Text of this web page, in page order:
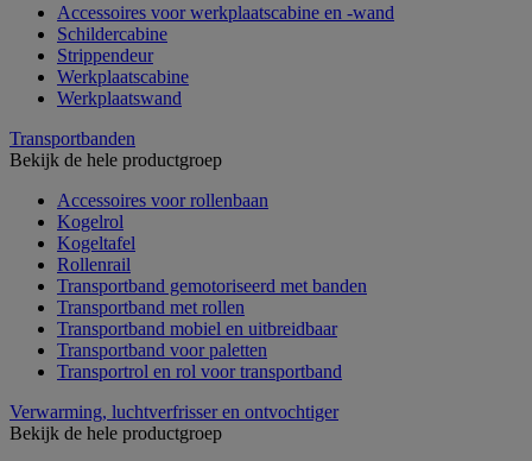
Accessoires voor werkplaatscabine en -wand
Schildercabine
Strippendeur
Werkplaatscabine
Werkplaatswand
Transportbanden
Bekijk de hele productgroep
Accessoires voor rollenbaan
Kogelrol
Kogeltafel
Rollenrail
Transportband gemotoriseerd met banden
Transportband met rollen
Transportband mobiel en uitbreidbaar
Transportband voor paletten
Transportrol en rol voor transportband
Verwarming, luchtverfrisser en ontvochtiger
Bekijk de hele productgroep